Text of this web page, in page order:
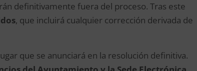
definitivamente fuera del proceso. Tras este
, que incluirá cualquier corrección derivada de
que se anunciará en la resolución definitiva.